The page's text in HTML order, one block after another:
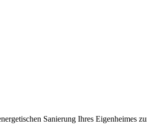
Sanierung Ihres Eigenheimes